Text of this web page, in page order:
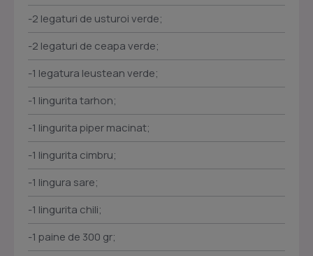
-2 legaturi de usturoi verde;
-2 legaturi de ceapa verde;
-1 legatura leustean verde;
-1 lingurita tarhon;
-1 lingurita piper macinat;
-1 lingurita cimbru;
-1 lingura sare;
-1 lingurita chili;
-1 paine de 300 gr;